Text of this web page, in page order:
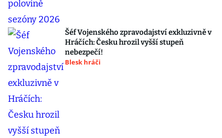
Šéf Vojenského zpravodajství exkluzivně v
Hráčích: Česku hrozil vyšší stupeň
nebezpečí!
Blesk hráči